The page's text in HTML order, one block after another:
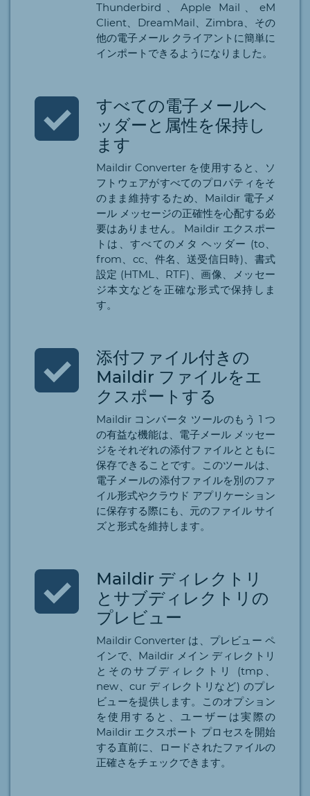
Thunderbird、Apple Mail、eM
Client、DreamMail、Zimbra、その
他の電子メール クライアントに簡単に
インポートできるようになりました。
すべての電子メールヘ
ッダーと属性を保持し
ます
Maildir Converter を使用すると、ソ
フトウェアがすべてのプロパティをそ
のまま維持するため、Maildir 電子メ
ール メッセージの正確性を心配する必
要はありません。 Maildir エクスポー
トは、すべてのメタ ヘッダー (to、
from、cc、件名、送受信日時)、書式
設定 (HTML、RTF)、画像、メッセー
ジ本文などを正確な形式で保持しま
す。
添付ファイル付きの
Maildir ファイルをエ
クスポートする
Maildir コンバータ ツールのもう 1 つ
の有益な機能は、電子メール メッセー
ジをそれぞれの添付ファイルとともに
保存できることです。このツールは、
電子メールの添付ファイルを別のファ
イル形式やクラウド アプリケーション
に保存する際にも、元のファイル サイ
ズと形式を維持します。
Maildir ディレクトリ
とサブディレクトリの
プレビュー
Maildir Converter は、プレビュー ペ
インで、Maildir メイン ディレクトリ
とそのサブディレクトリ (tmp、
new、cur ディレクトリなど) のプレ
ビューを提供します。このオプション
を使用すると、ユーザーは実際の
Maildir エクスポート プロセスを開始
する直前に、ロードされたファイルの
正確さをチェックできます。